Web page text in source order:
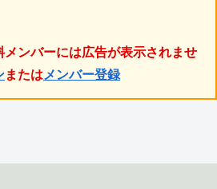
ンバーには広告が表示されませ
または メンバー登録